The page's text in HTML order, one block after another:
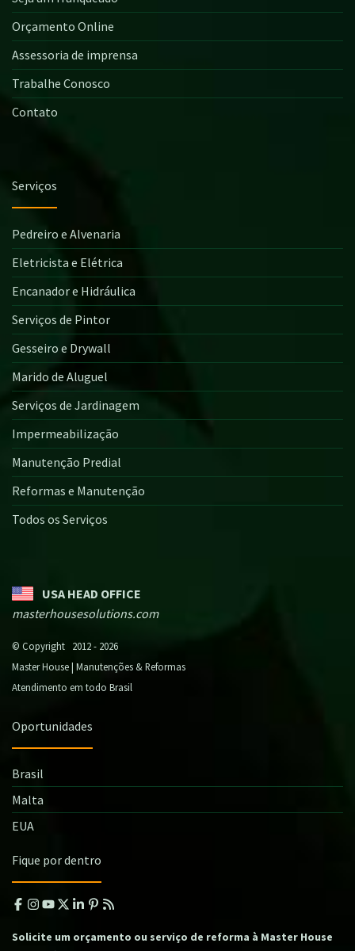
Orçamento Online
Assessoria de imprensa
Trabalhe Conosco
Contato
Serviços
Pedreiro e Alvenaria
Eletricista e Elétrica
Encanador e Hidráulica
Serviços de Pintor
Gesseiro e Drywall
Marido de Aluguel
Serviços de Jardinagem
Impermeabilização
Manutenção Predial
Reformas e Manutenção
Todos os Serviços
USA HEAD OFFICE
masterhousesolutions.com
© Copyright 2012 - 2026
Master House | Manutenções & Reformas
Atendimento em todo Brasil
Oportunidades
Brasil
Malta
EUA
Fique por dentro
Solicite um orçamento ou serviço de reforma à Master House